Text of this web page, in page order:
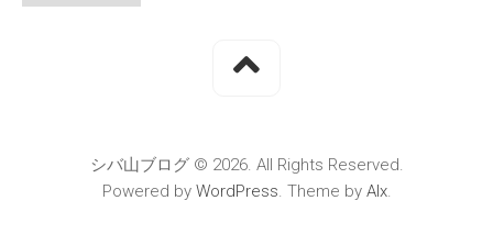
シバ山ブログ © 2026. All Rights Reserved.
Powered by WordPress. Theme by Alx.